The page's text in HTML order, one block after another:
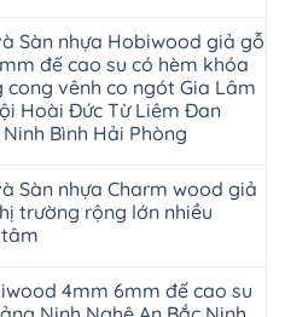
Sàn nhựa Hobiwood giả gỗ
đế cao su có hèm khóa
vênh co ngót Gia Lâm
Hoài Đức Từ Liêm Đan
Bình Hải Phòng
Sàn nhựa Charm wood giả
trường rộng lớn nhiều
4mm 6mm đế cao su